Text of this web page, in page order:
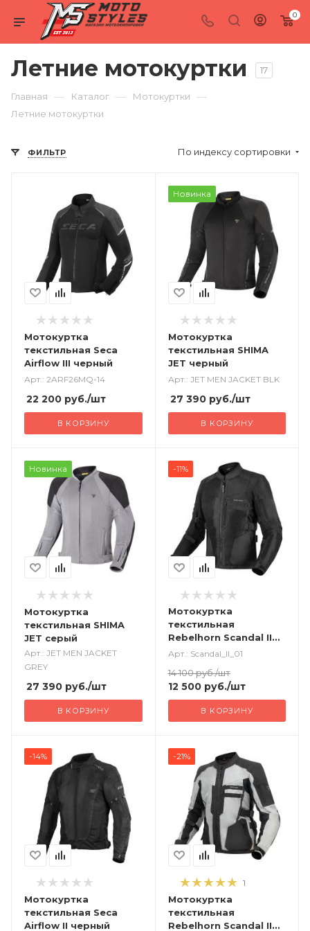
0
Летние мотокуртки 17
Главная — Каталог — Мотокуртки —
Летние мотокуртки
ФИЛЬТР По индексу сортировки
Мотокуртка
текстильная Seca
Airflow III черный
Арт.: 2ARF26MQ-14
22 200 руб./шт
В КОРЗИНУ
Новинка
Мотокуртка
текстильная SHIMA
JET черный
Арт.: JET MEN JACKET BLK
27 390руб./шт
В КОРЗИНУ
Новинка
Мотокуртка
текстильная SHIMA
JET серый
Арт.: JET MEN JACKET
GREY
27 390 руб./шт
В КОРЗИНУ
-11%
Мотокуртка
текстильная
Rebelhorn Scandal II
черный
Арт.: Scandal_II_01
14 100руб./шт
12 500руб./шт
В КОРЗИНУ
-14%
Мотокуртка
текстильная Seca
Airflow II черный
-21%
1
Мотокуртка
текстильная
Rebelhorn Scandal II